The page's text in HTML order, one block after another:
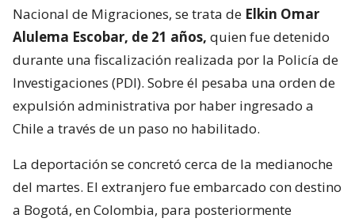
Nacional de Migraciones, se trata de Elkin Omar
Alulema Escobar, de 21 años, quien fue detenido
durante una fiscalización realizada por la Policía de
Investigaciones (PDI). Sobre él pesaba una orden de
expulsión administrativa por haber ingresado a
Chile a través de un paso no habilitado.
La deportación se concretó cerca de la medianoche
del martes. El extranjero fue embarcado con destino
a Bogotá, en Colombia, para posteriormente